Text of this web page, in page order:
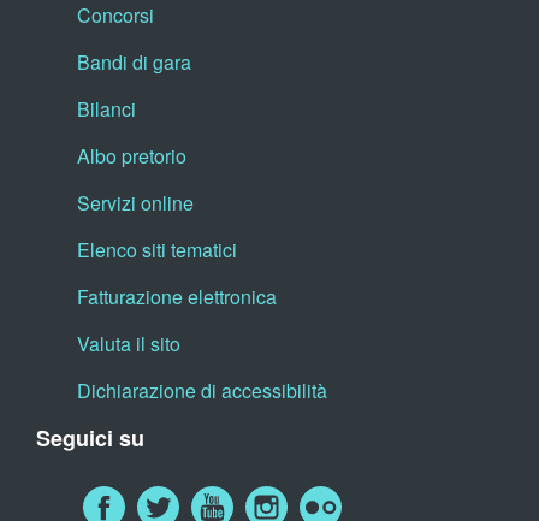
Concorsi
Bandi di gara
Bilanci
Albo pretorio
Servizi online
Elenco siti tematici
Fatturazione elettronica
Valuta il sito
Dichiarazione di accessibilità
Seguici su